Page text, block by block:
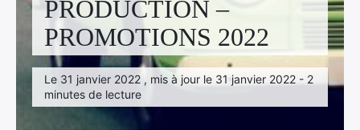
PRODUCTION –
PROMOTIONS 2022
Le 31 janvier 2022 , mis à jour le 31 janvier 2022 - 2
minutes de lecture